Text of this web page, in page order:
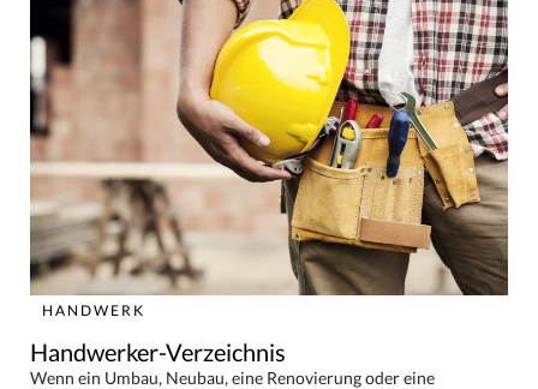
HANDWERK
Handwerker-Verzeichnis
Wenn ein Umbau, Neubau, eine Renovierung oder eine